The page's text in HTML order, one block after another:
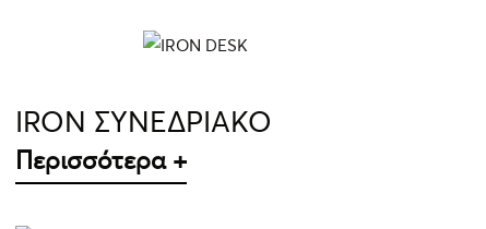
ΛΕΠΤΟΜΈΡΕΙΕΣ
IRON ΣΥΝΕΔΡΙΑΚΟ
Περισσότερα +